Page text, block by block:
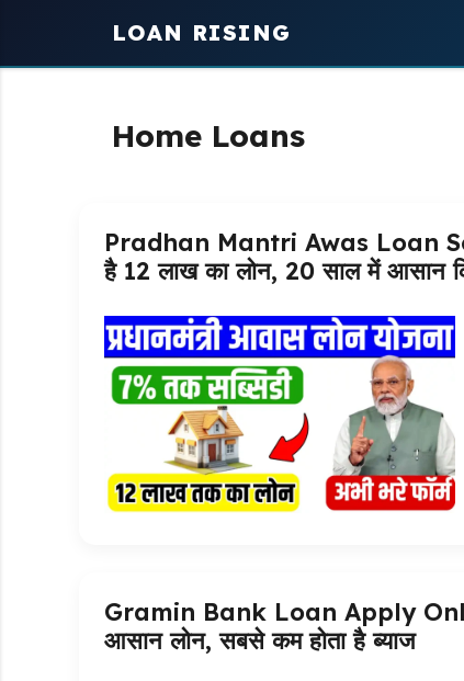
LOAN RISING
Home Loans
Pradhan Mantri Awas Loan
है 12 लाख का लोन, 20 साल में आसान
Gramin Bank Loan Apply
आसान लोन, सबसे कम होता है ब्याज